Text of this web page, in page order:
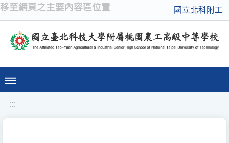
移至網頁之主要內容區位置 國立北科附工
:::